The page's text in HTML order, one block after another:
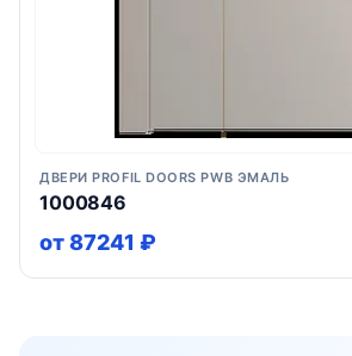
ДВЕРИ PROFIL DOORS PWB ЭМАЛЬ
1000846
от 87241 ₽